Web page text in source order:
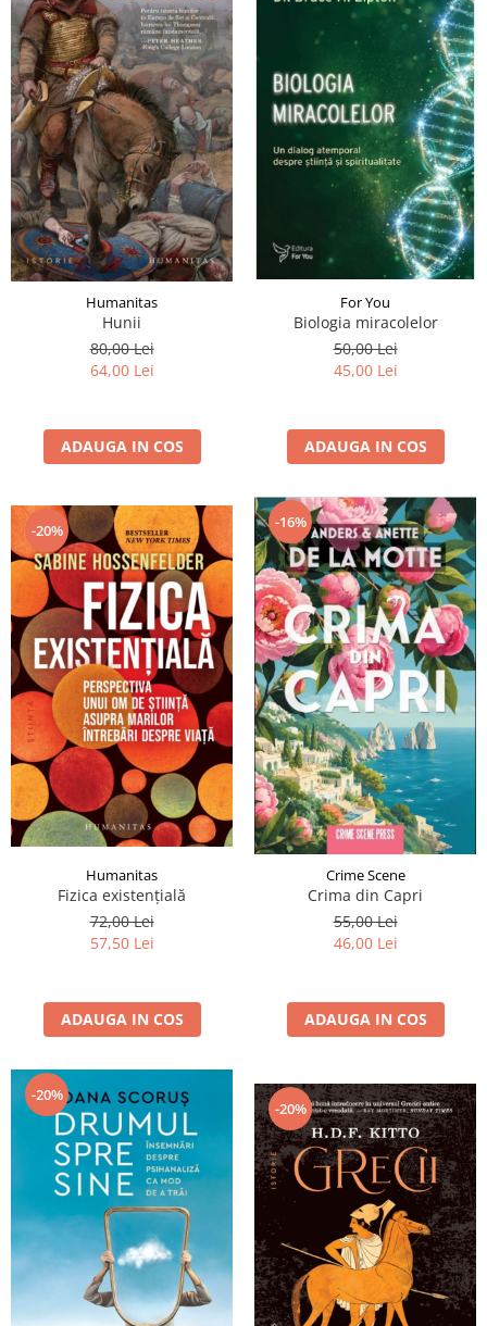
Humanitas
Hunii
80,00 Lei
64,00 Lei
ADAUGA IN COS
For You
Biologia miracolelor
50,00 Lei
45,00 Lei
ADAUGA IN COS
-20%
Humanitas
Fizica existenţială
72,00 Lei
57,50 Lei
ADAUGA IN COS
-16%
Crime Scene
Crima din Capri
55,00 Lei
46,00 Lei
ADAUGA IN COS
-20%
-20%